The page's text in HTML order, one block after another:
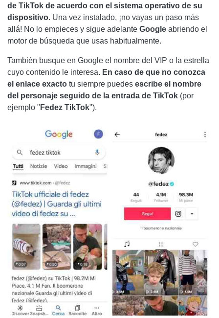
de TikTok de acuerdo con el sistema operativo de su
dispositivo. Una vez instalado, ¡no vayas un paso más
allá! No lo empieces y sigue adelante Google abriendo el
motor de búsqueda que usas habitualmente.
También busque en Google el nombre del VIP o la estrella
cuyo contenido le interesa. En caso de que no conozca
el enlace exacto tu siempre puedes escribe el nombre
del personaje seguido de la entrada de TikTok (por
ejemplo " Fedez TikTok").